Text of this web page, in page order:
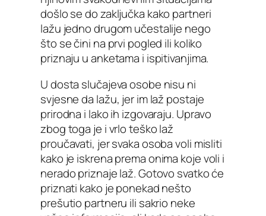
došlo se do zaključka kako partneri
lažu jedno drugom učestalije nego
što se čini na prvi pogled ili koliko
priznaju u anketama i ispitivanjima.
U dosta slučajeva osobe nisu ni
svjesne da lažu, jer im laž postaje
prirodna i lako ih izgovaraju. Upravo
zbog toga je i vrlo teško laž
proučavati, jer svaka osoba voli misliti
kako je iskrena prema onima koje voli i
nerado priznaje laž. Gotovo svatko će
priznati kako je ponekad nešto
prešutio partneru ili sakrio neke